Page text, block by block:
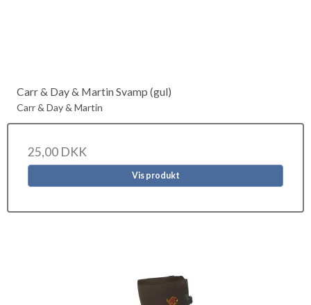
Carr & Day & Martin Svamp (gul)
Carr & Day & Martin
25,00 DKK
Vis produkt